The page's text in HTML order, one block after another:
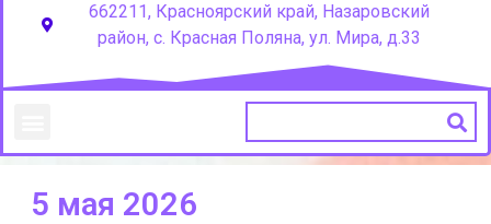
662211, Красноярский край, Назаровский
район, с. Красная Поляна, ул. Мира, д.33
5 мая 2026